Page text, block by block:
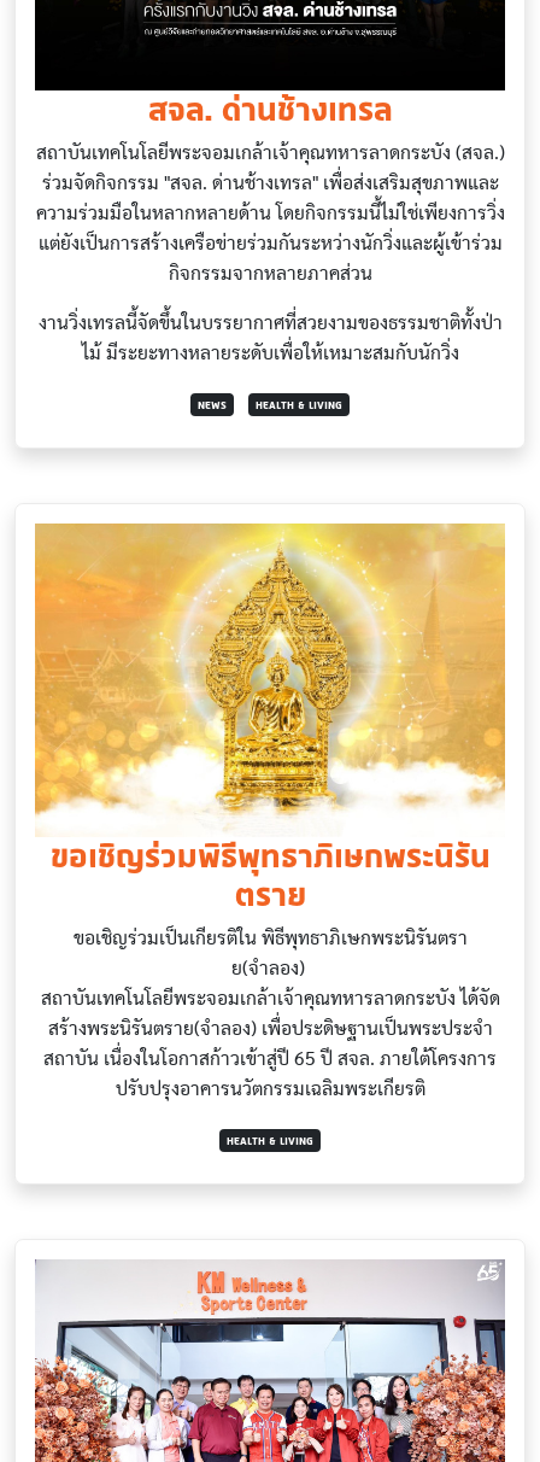
สจล. ด่านช้างเทรล
สถาบันเทคโนโลยีพระจอมเกล้าเจ้าคุณทหารลาดกระบัง (สจล.)
ร่วมจัดกิจกรรม "สจล. ด่านช้างเทรล" เพื่อส่งเสริมสุขภาพและ
ความร่วมมือในหลากหลายด้าน โดยกิจกรรมนี้ไม่ใช่เพียงการวิ่ง
แต่ยังเป็นการสร้างเครือข่ายร่วมกันระหว่างนักวิ่งและผู้เข้าร่วม
กิจกรรมจากหลายภาคส่วน
งานวิ่งเทรลนี้จัดขึ้นในบรรยากาศที่สวยงามของธรรมชาติทั้งป่า
ไม้ มีระยะทางหลายระดับเพื่อให้เหมาะสมกับนักวิ่ง
NEWS HEALTH & LIVING
ขอเชิญร่วมพิธีพุทธาภิเษกพระนิรัน
ตราย
ขอเชิญร่วมเป็นเกียรติใน พิธีพุทธาภิเษกพระนิรันตรา
ย(จำลอง)
สถาบันเทคโนโลยีพระจอมเกล้าเจ้าคุณทหารลาดกระบัง ได้จัด
สร้างพระนิรันตราย(จำลอง) เพื่อประดิษฐานเป็นพระประจำ
สถาบัน เนื่องในโอกาสก้าวเข้าสู่ปี 65 ปี สจล. ภายใต้โครงการ
ปรับปรุงอาคารนวัตกรรมเฉลิมพระเกียรติ
HEALTH & LIVING